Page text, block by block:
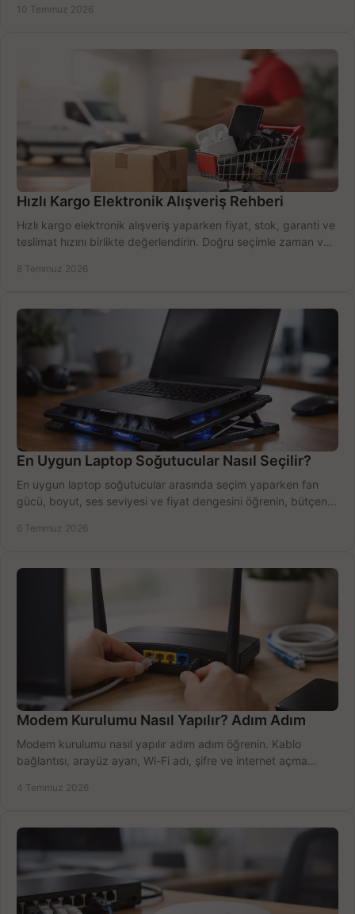
10 Temmuz 2026
Hızlı Kargo Elektronik Alışveriş Rehberi
Hızlı kargo elektronik alışveriş yaparken fiyat, stok, garanti ve
teslimat hızını birlikte değerlendirin. Doğru seçimle zaman ve
8 Temmuz 2026
En Uygun Laptop Soğutucular Nasıl Seçilir?
En uygun laptop soğutucular arasında seçim yaparken fan
gücü, boyut, ses seviyesi ve fiyat dengesini öğrenin, bütçenizi
6 Temmuz 2026
Modem Kurulumu Nasıl Yapılır? Adım Adım
Modem kurulumu nasıl yapılır adım adım öğrenin. Kablo
bağlantısı, arayüz ayarı, Wi-Fi adı, şifre ve internet açma
4 Temmuz 2026